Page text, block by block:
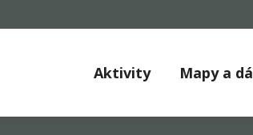
Aktivity Mapy a